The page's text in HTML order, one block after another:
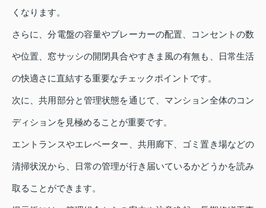
くなります。
さらに、分電盤の容量やブレーカーの配置、コンセントの数
や位置、窓サッシの開閉具合やすきま風の有無も、日常生活
の快適さに直結する重要なチェックポイントです。
次に、共用部分と管理状態を通じて、マンション全体のコン
ディションを見極めることが重要です。
エントランスやエレベーター、共用廊下、ゴミ置き場などの
清掃状況から、日常の管理が行き届いているかどうかを読み
取ることができます。